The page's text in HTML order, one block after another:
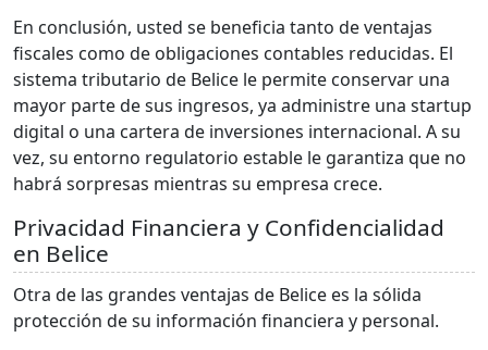
En conclusión, usted se beneficia tanto de ventajas
fiscales como de obligaciones contables reducidas. El
sistema tributario de Belice le permite conservar una
mayor parte de sus ingresos, ya administre una startup
digital o una cartera de inversiones internacional. A su
vez, su entorno regulatorio estable le garantiza que no
habrá sorpresas mientras su empresa crece.
Privacidad Financiera y Confidencialidad
en Belice
Otra de las grandes ventajas de Belice es la sólida
protección de su información financiera y personal.